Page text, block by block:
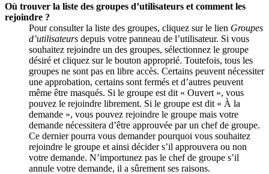
Où trouver la liste des groupes d’utilisateurs et comment les
rejoindre ?
Pour consulter la liste des groupes, cliquez sur le lien Groupes
d’utilisateurs depuis votre panneau de l’utilisateur. Si vous
souhaitez rejoindre un des groupes, sélectionnez le groupe
désiré et cliquez sur le bouton approprié. Toutefois, tous les
groupes ne sont pas en libre accès. Certains peuvent nécessiter
une approbation, certains sont fermés et d’autres peuvent
même être masqués. Si le groupe est dit « Ouvert », vous
pouvez le rejoindre librement. Si le groupe est dit « À la
demande », vous pouvez rejoindre le groupe mais votre
demande nécessitera d’être approuvée par un chef de groupe.
Ce dernier pourra vous demander pourquoi vous souhaitez
rejoindre le groupe et ainsi décider s’il approuvera ou non
votre demande. N’importunez pas le chef de groupe s’il
annule votre demande, il a sûrement ses raisons.